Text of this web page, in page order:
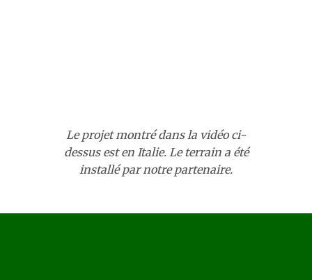
Le projet montré dans la vidéo ci-
dessus est en Italie. Le terrain a été
installé par notre partenaire.